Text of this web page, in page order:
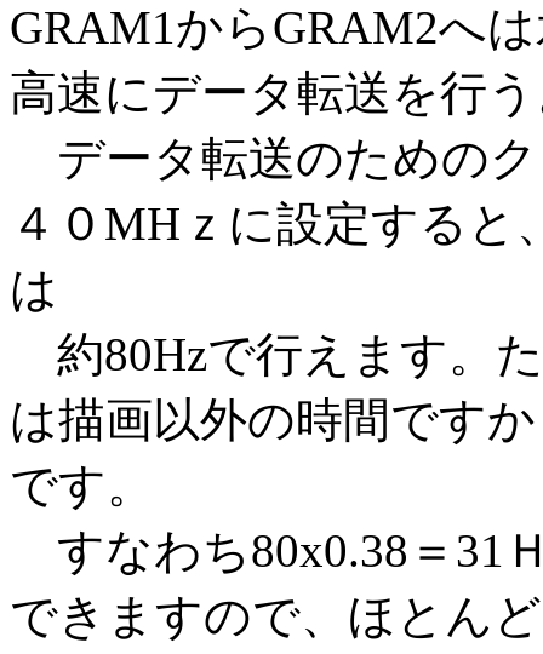
GRAM1からGRAM2へ
高速にデータ転送を行
データ転送のための
４０MHｚに設定すると
は
約80Hzで行えます。
は描画以外の時間です
です。
すなわち80x0.38＝31
できますので、ほとん